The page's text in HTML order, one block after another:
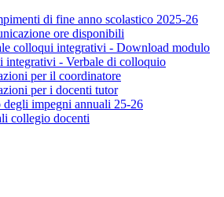
di fine anno scolastico 2025-26
ore disponibili
colloqui integrativi - Download modulo
integrativi - Verbale di colloquio
per il coordinatore
per i docenti tutor
degli impegni annuali 25-26
collegio docenti